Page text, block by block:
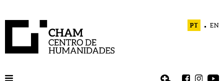
PT EN